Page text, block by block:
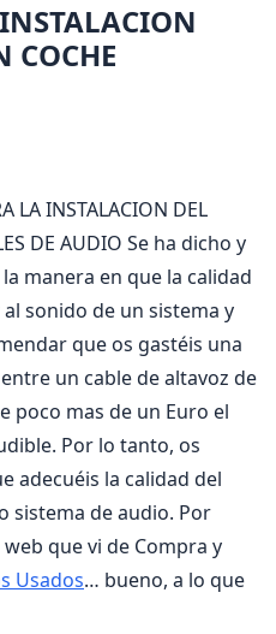
COCHE
LA INSTALACION DEL
DE AUDIO Se ha dicho y
manera en que la calidad
sonido de un sistema y
que os gastéis una
un cable de altavoz de
poco mas de un Euro el
Por lo tanto, os
adecuéis la calidad del
sistema de audio. Por
que vi de Compra y
Usados… bueno, a lo que